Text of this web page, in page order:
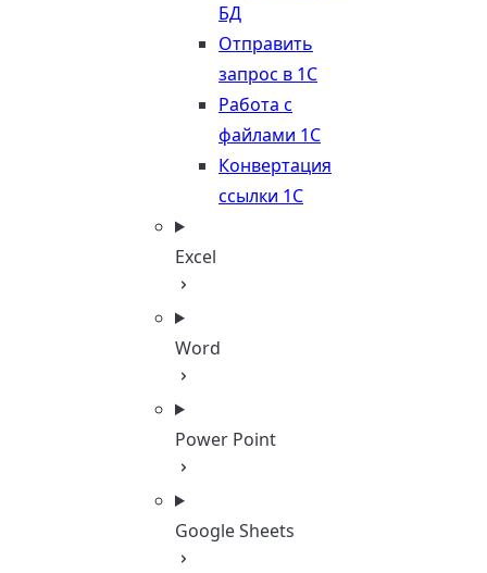
БД
Отправить
запрос в 1С
Работа с
файлами 1С
Конвертация
ссылки 1С
Excel
Word
Power Point
Google Sheets